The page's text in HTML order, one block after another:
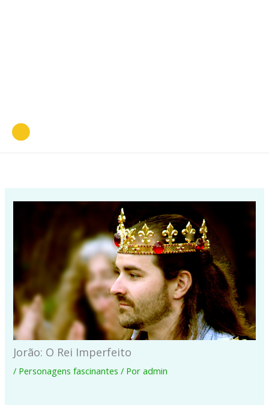
Jorão: O Rei Imperfeito
/ Personagens fascinantes / Poradmin